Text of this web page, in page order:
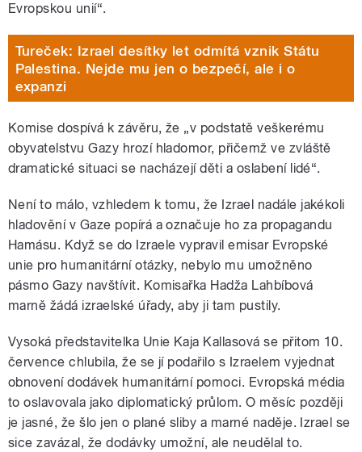
Evropskou unií“.
Tureček: Izrael desítky let odmítá vznik Státu
Palestina. Nejde mu jen o bezpečí, ale i o
expanzi
Komise dospívá k závěru, že „v podstatě veškerému
obyvatelstvu Gazy hrozí hladomor, přičemž ve zvláště
dramatické situaci se nacházejí děti a oslabení lidé“.
Není to málo, vzhledem k tomu, že Izrael nadále jakékoli
hladovění v Gaze popírá a označuje ho za propagandu
Hamásu. Když se do Izraele vypravil emisar Evropské
unie pro humanitární otázky, nebylo mu umožněno
pásmo Gazy navštívit. Komisařka Hadža Lahbíbová
marně žádá izraelské úřady, aby ji tam pustily.
Vysoká představitelka Unie Kaja Kallasová se přitom 10.
července chlubila, že se jí podařilo s Izraelem vyjednat
obnovení dodávek humanitární pomoci. Evropská média
to oslavovala jako diplomatický průlom. O měsíc později
je jasné, že šlo jen o plané sliby a marné naděje. Izrael se
sice zavázal, že dodávky umožní, ale neudělal to.